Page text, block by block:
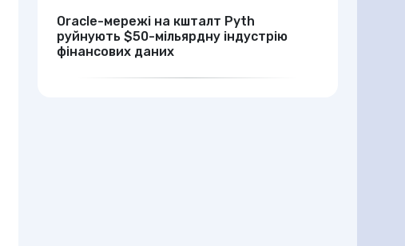
Oracle-мережі на кшталт Pyth
руйнують $50-мільярдну індустрію
фінансових даних